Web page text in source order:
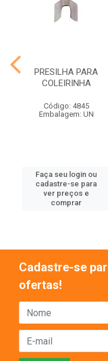
PRESILHA PARA
COLEIRINHA
Código: 4845
Embalagem: UN
Faça seu login ou
cadastre-se para
ver preços e
comprar
Cadastre-se
ofertas!